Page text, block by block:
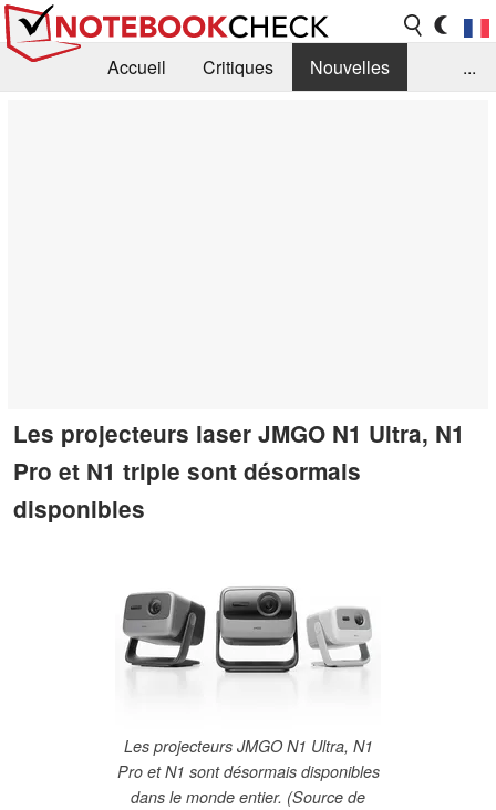
Accueil Critiques
Nouvelles
...
Les projecteurs laser JMGO N1 Ultra, N1
Pro et N1 triple sont désormais
disponibles
Les projecteurs JMGO N1 Ultra, N1
Pro et N1 sont désormais disponibles
dans le monde entier. (Source de